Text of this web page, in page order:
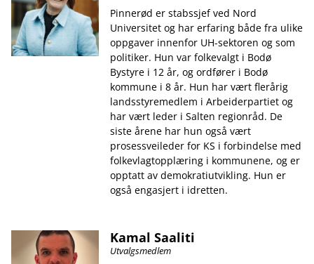
Pinnerød er stabssjef ved Nord
Universitet og har erfaring både fra ulike
oppgaver innenfor UH-sektoren og som
politiker. Hun var folkevalgt i Bodø
Bystyre i 12 år, og ordfører i Bodø
kommune i 8 år. Hun har vært flerårig
landsstyremedlem i Arbeiderpartiet og
har vært leder i Salten regionråd. De
siste årene har hun også vært
prosessveileder for KS i forbindelse med
folkevlagtopplæring i kommunene, og er
opptatt av demokratiutvikling. Hun er
også engasjert i idretten.
Kamal Saaliti
Utvalgsmedlem